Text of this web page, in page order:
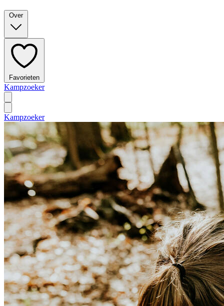
Over
Favorieten
Kampzoeker
Kampzoeker